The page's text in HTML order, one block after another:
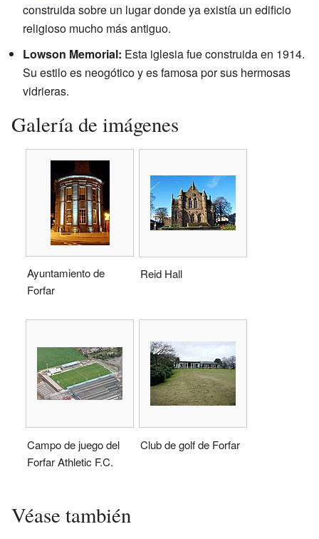
construida sobre un lugar donde ya existía un edificio
religioso mucho más antiguo.
Lowson Memorial: Esta iglesia fue construida en 1914.
Su estilo es neogótico y es famosa por sus hermosas
vidrieras.
Galería de imágenes
Ayuntamiento de
Forfar
Reid Hall
Campo de juego del
Forfar Athletic F.C.
Club de golf de Forfar
Véase también